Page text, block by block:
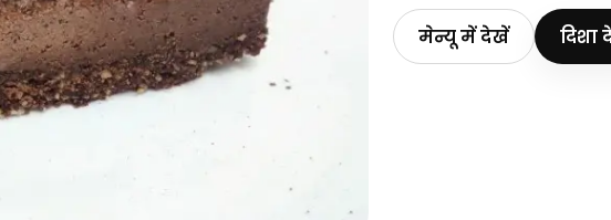
मेन्यू में देखें दिशा